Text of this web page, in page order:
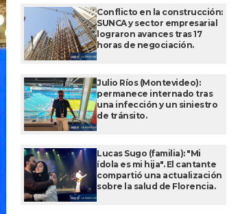
Conflicto en la construcción:
SUNCA y sector empresarial
lograron avances tras 17
horas de negociación.
Julio Ríos (Montevideo):
permanece internado tras
una infección y un siniestro
de tránsito.
Lucas Sugo (familia): "Mi
ídola es mi hija". El cantante
compartió una actualización
sobre la salud de Florencia.